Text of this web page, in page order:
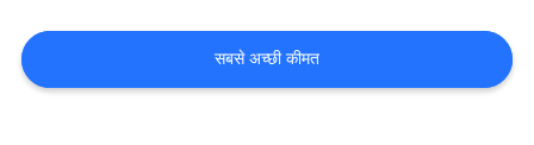
एक
उद्धरण
सबसे अच्छी कीमत